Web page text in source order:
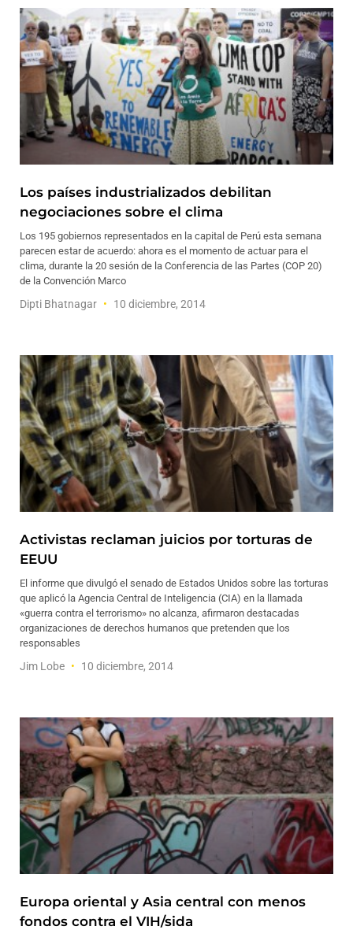
Los países industrializados debilitan
negociaciones sobre el clima
Los 195 gobiernos representados en la capital de Perú esta semana
parecen estar de acuerdo: ahora es el momento de actuar para el
clima, durante la 20 sesión de la Conferencia de las Partes (COP 20)
de la Convención Marco
Dipti Bhatnagar 10 diciembre, 2014
Activistas reclaman juicios por torturas de
EEUU
El informe que divulgó el senado de Estados Unidos sobre las torturas
que aplicó la Agencia Central de Inteligencia (CIA) en la llamada
«guerra contra el terrorismo» no alcanza, afirmaron destacadas
organizaciones de derechos humanos que pretenden que los
responsables
Jim Lobe 10 diciembre, 2014
Europa oriental y Asia central con menos
fondos contra el VIH/sida